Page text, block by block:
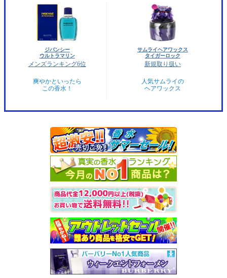
ジバンシー
ウルトラマリン
メンズランキング6位
爽やかといったら
この香水！
サムライヘアワックス
タイガーロック
新規取り扱い
人気サムライの
ヘアワックス